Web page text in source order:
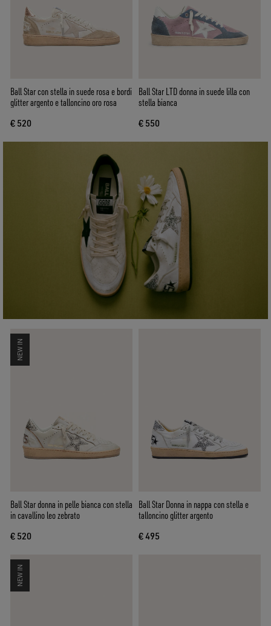
Ball Star con stella in suede rosa e bordi
glitter argento e talloncino oro rosa
€ 520
Ball Star LTD donna in suede lilla con
stella bianca
€ 550
NEW IN
Ball Star donna in pelle bianca con stella
in cavallino leo zebrato
€ 520
Ball Star Donna in nappa con stella e
talloncino glitter argento
€ 495
NEW IN